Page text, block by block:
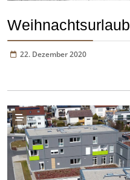
Weihnachtsurlaub
22. Dezember 2020